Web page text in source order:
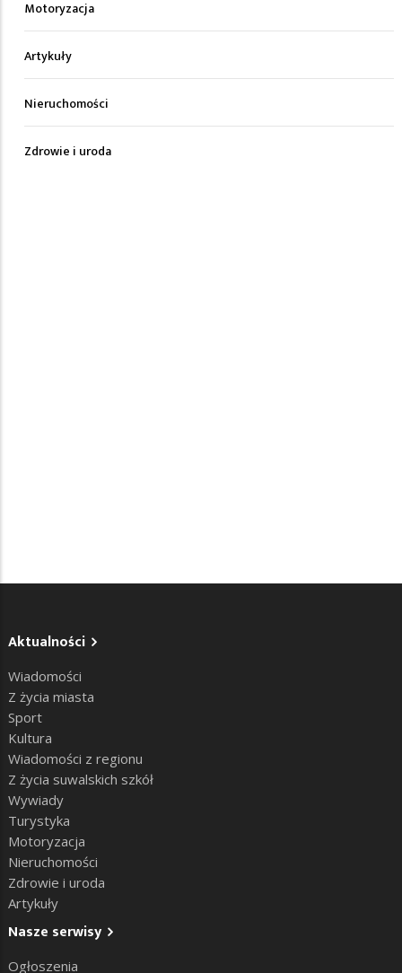
Motoryzacja
Artykuły
Nieruchomości
Zdrowie i uroda
Aktualności
Wiadomości
Z życia miasta
Sport
Kultura
Wiadomości z regionu
Z życia suwalskich szkół
Wywiady
Turystyka
Motoryzacja
Nieruchomości
Zdrowie i uroda
Artykuły
Nasze serwisy
Ogłoszenia